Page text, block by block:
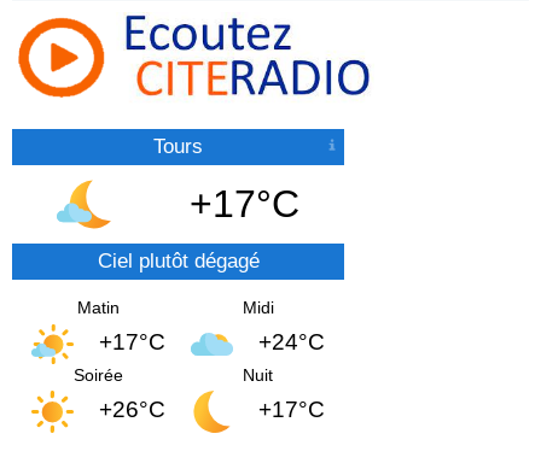
Tours
+17°C
Ciel plutôt dégagé
Matin
+17°C
Midi
+24°C
Soirée
+26°C
Nuit
+17°C